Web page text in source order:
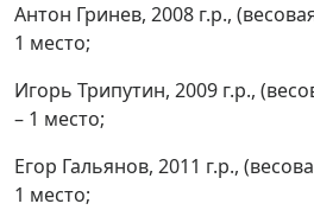
Антон Гринев, 2008 г.р.,
1 место;
Игорь Трипутин, 2009 г.р.,
– 1 место;
Егор Гальянов, 2011 г.р.,
1 место;